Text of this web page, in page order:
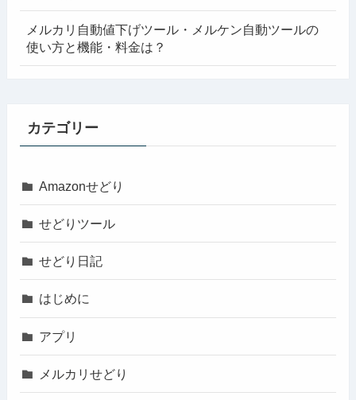
メルカリ自動値下げツール・メルケン自動ツールの
使い方と機能・料金は？
カテゴリー
Amazonせどり
せどりツール
せどり日記
はじめに
アプリ
メルカリせどり